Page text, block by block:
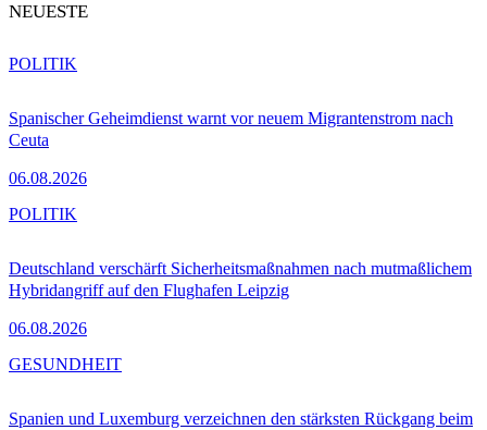
NEUESTE
Spanischer Geheimdienst warnt vor neuem Migrantenstrom nach
Ceuta
06.08.2026
POLITIK
Deutschland verschärft Sicherheitsmaßnahmen nach mutmaßlichem
Hybridangriff auf den Flughafen Leipzig
06.08.2026
POLITIK
Spanien und Luxemburg verzeichnen den stärksten Rückgang beim
GESUNDHEIT